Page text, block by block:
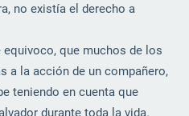
no existía el derecho a
que muchos de los
a la acción de un compañero,
teniendo en cuenta que
durante toda la vida.